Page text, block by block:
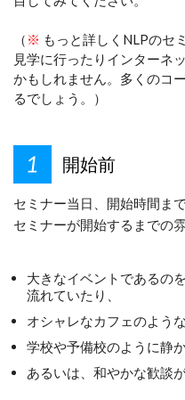
（ ※ もっと詳しくNLPのセ
見学に行ったりインターネ
かもしれません。多くのコ
るでしょう。）
開始前
セミナー当日、開始時間ま
セミナーが開始するまでの
大きなイベントであるの
流れていたり、
オシャレなカフェのよう
学校や予備校のように静
あるいは、和やかな歓談